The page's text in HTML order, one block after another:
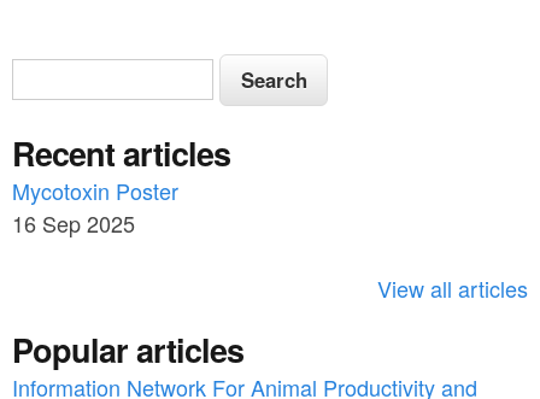
S
e
a
r
c
o
S
e
r
c
h
Recent articles
Mycotoxin Poster
16 Sep 2025
View all articles
Popular articles
Information Network For Animal Productivity and